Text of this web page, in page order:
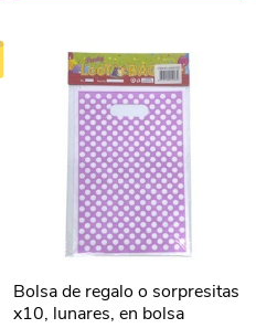
Bolsa de regalo o sorpresitas
x10, lunares, en bolsa